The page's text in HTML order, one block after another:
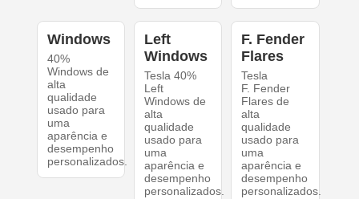
Windows
40%
Windows de
alta
qualidade
usado para
uma
aparência e
desempenho
personalizados.
Left
Windows
Tesla 40%
Left
Windows de
alta
qualidade
usado para
uma
aparência e
desempenho
personalizados.
F. Fender
Flares
Tesla
F. Fender
Flares de
alta
qualidade
usado para
uma
aparência e
desempenho
personalizados.